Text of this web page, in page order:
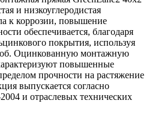
и низкоуглеродистая
к коррозии, повышение
обеспечивается, благодаря
покрытия, используя
Оцинкованную монтажную
повышенные
прочности на растяжение
выпускается согласно
и отраслевых технических